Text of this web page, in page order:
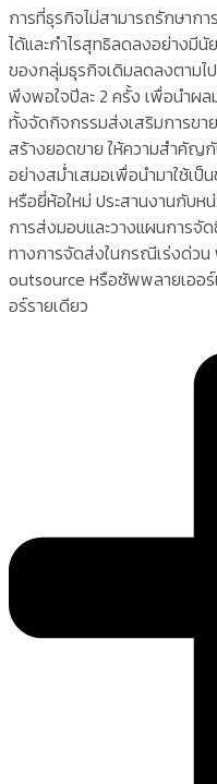
การที่ธุรกิจไม่สามารถรักษากา
ได้และกำไรสุทธิลดลงอย่างมี
ของกลุ่มธุรกิจเดิมลดลงตามไ
พึงพอใจปีละ 2 ครั้ง เพื่อนำผ
ทั้งจัดกิจกรรมส่งเสริมการขา
สร้างยอดขาย ให้ความสำคัญ
อย่างสม่ำเสมอเพื่อนำมาใช้เ
หรือยี่ห้อใหม่ ประสานงานกับห
การส่งมอบและวางแผนการจั
ทางการจัดส่งในกรณีเร่งด่ว
outsource หรือซัพพลายเออ
อร์รายเดียว